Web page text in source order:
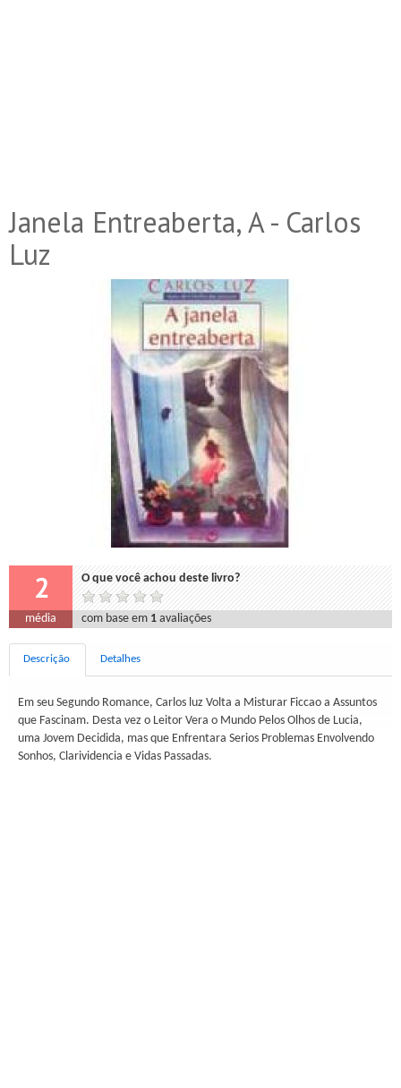
Janela Entreaberta, A - Carlos
Luz
2 O que você achou deste livro?
média com base em 1 avaliações
Descrição Detalhes
Em seu Segundo Romance, Carlos luz Volta a Misturar Ficcao a Assuntos
que Fascinam. Desta vez o Leitor Vera o Mundo Pelos Olhos de Lucia,
uma Jovem Decidida, mas que Enfrentara Serios Problemas Envolvendo
Sonhos, Clarividencia e Vidas Passadas.